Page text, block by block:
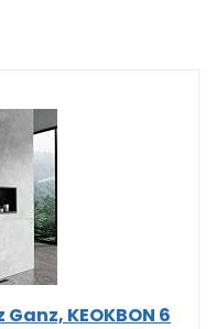
KEOKBON 6